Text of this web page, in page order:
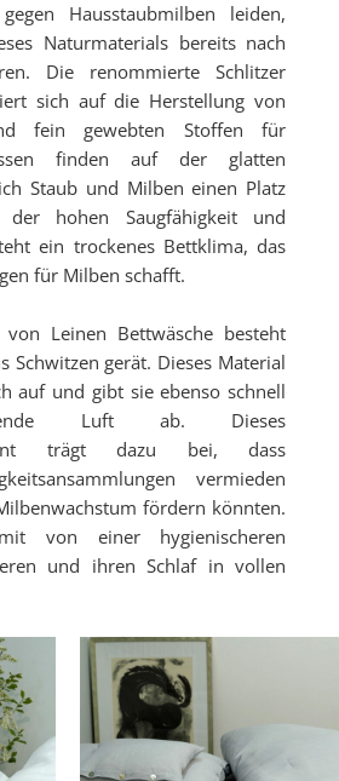
Hausstaubmilben leiden,
Naturmaterials bereits nach
Die renommierte Schlitzer
sich auf die Herstellung von
fein gewebten Stoffen für
finden auf der glatten
Staub und Milben einen Platz
hohen Saugfähigkeit und
ein trockenes Bettklima, das
für Milben schafft.
Leinen Bettwäsche besteht
Schwitzen gerät. Dieses Material
auf und gibt sie ebenso schnell
Luft ab. Dieses
trägt dazu bei, dass
vermieden
fördern könnten.
von einer hygienischeren
und ihren Schlaf in vollen